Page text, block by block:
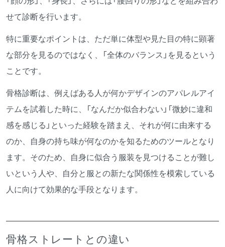
せて診断を行います。
特に重要なポイントは、ただ単に体型や見た目の特に顕著
な部分を見るのではなく、「全体のバランス」を見るという
ことです。
骨格診断は、例えばある人が何かデザインのアパレルアイ
テムを試着した時に、「なんだか似合わない」「微妙に違和
感を感じる」といった経験を踏まえ、それが何に由来する
のか、自身の持ち味が何なのかを知るためのツールとなり
ます。そのため、自身に似合う服装を見つけることが難し
いという人や、自分と服との新たな関係性を模索している
人に向けて効果的な手段となります。
骨格ストレートとの違い